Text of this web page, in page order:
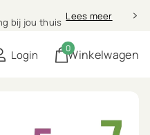
bij jou thuis Lees meer
Login Winkelwagen
0